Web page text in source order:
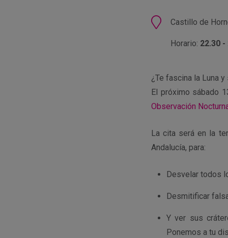
Ubicación
Castillo de
Horario: 22.30
¿Te fascina la Luna
El próximo sábado
Observación
La cita será en la
Andalucía, para:
Desvelar todos
Desmitificar
Y ver sus
Ponemos a tu